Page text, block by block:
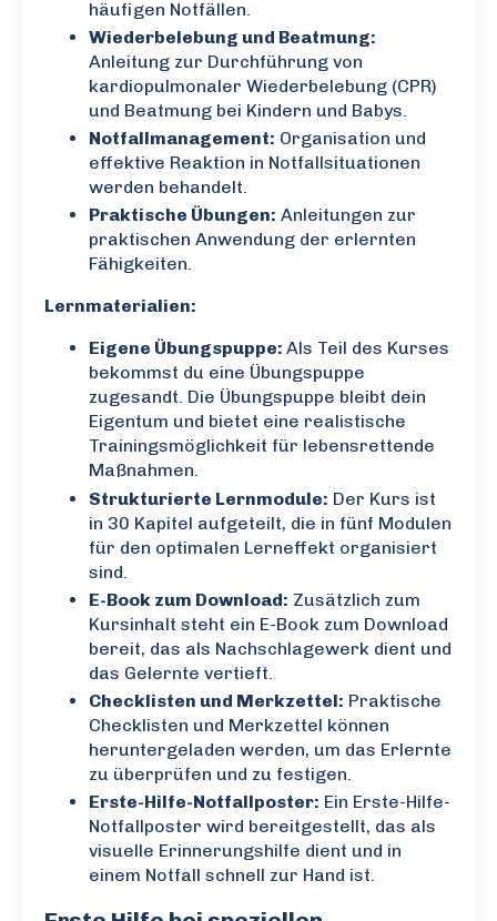
häufigen Notfällen.
Wiederbelebung und Beatmung:
Anleitung zur Durchführung von
kardiopulmonaler Wiederbelebung (CPR)
und Beatmung bei Kindern und Babys.
Notfallmanagement: Organisation und
effektive Reaktion in Notfallsituationen
werden behandelt.
Praktische Übungen: Anleitungen zur
praktischen Anwendung der erlernten
Fähigkeiten.
Lernmaterialien:
Eigene Übungspuppe: Als Teil des Kurses
bekommst du eine Übungspuppe
zugesandt. Die Übungspuppe bleibt dein
Eigentum und bietet eine realistische
Trainingsmöglichkeit für lebensrettende
Maßnahmen.
Strukturierte Lernmodule: Der Kurs ist
in 30 Kapitel aufgeteilt, die in fünf Modulen
für den optimalen Lerneffekt organisiert
sind.
E-Book zum Download: Zusätzlich zum
Kursinhalt steht ein E-Book zum Download
bereit, das als Nachschlagewerk dient und
das Gelernte vertieft.
Checklisten und Merkzettel: Praktische
Checklisten und Merkzettel können
heruntergeladen werden, um das Erlernte
zu überprüfen und zu festigen.
Erste-Hilfe-Notfallposter: Ein Erste-Hilfe-
Notfallposter wird bereitgestellt, das als
visuelle Erinnerungshilfe dient und in
einem Notfall schnell zur Hand ist.